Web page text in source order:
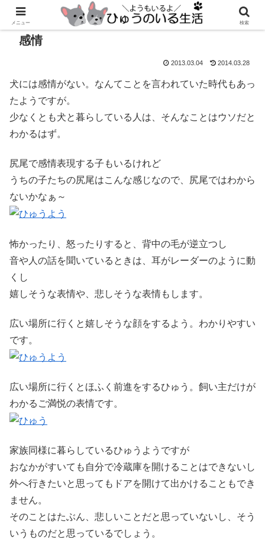
感情
2013.03.04 2014.03.28
犬には感情がない。なんてことを言われていた時代もあっ
たようですが。
少なくとも犬と暮らしている人は、そんなことはウソだと
わかるはず。
尻尾で感情表現する子もいるけれど
うちの子たちの尻尾はこんな感じなので、尻尾ではわから
ないかなぁ～
怖かったり、怒ったりすると、背中の毛が逆立つし
音や人の話を聞いているときは、耳がレーダーのように動
くし
嬉しそうな表情や、悲しそうな表情もします。
広い場所に行くと嬉しそうな顔をするよう。わかりやすい
です。
広い場所に行くとほふく前進をするひゅう。飼い主だけが
わかるご満悦の表情です。
家族同様に暮らしているひゅうようですが
おなかがすいても自分で冷蔵庫を開けることはできないし
外へ行きたいと思ってもドアを開けて出かけることもでき
ません。
そのことはたぶん、悲しいことだと思っていないし、そう
いうものだと思っているでしょう。
メニュー 検索